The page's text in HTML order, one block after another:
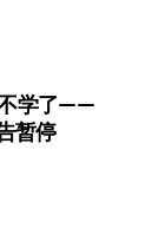
学了——
暂停